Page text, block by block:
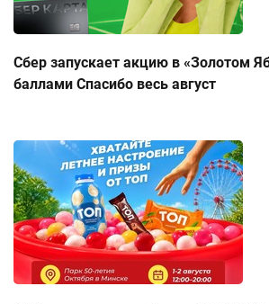
Сбер запускает акцию в «Золотом
баллами Спасибо весь август